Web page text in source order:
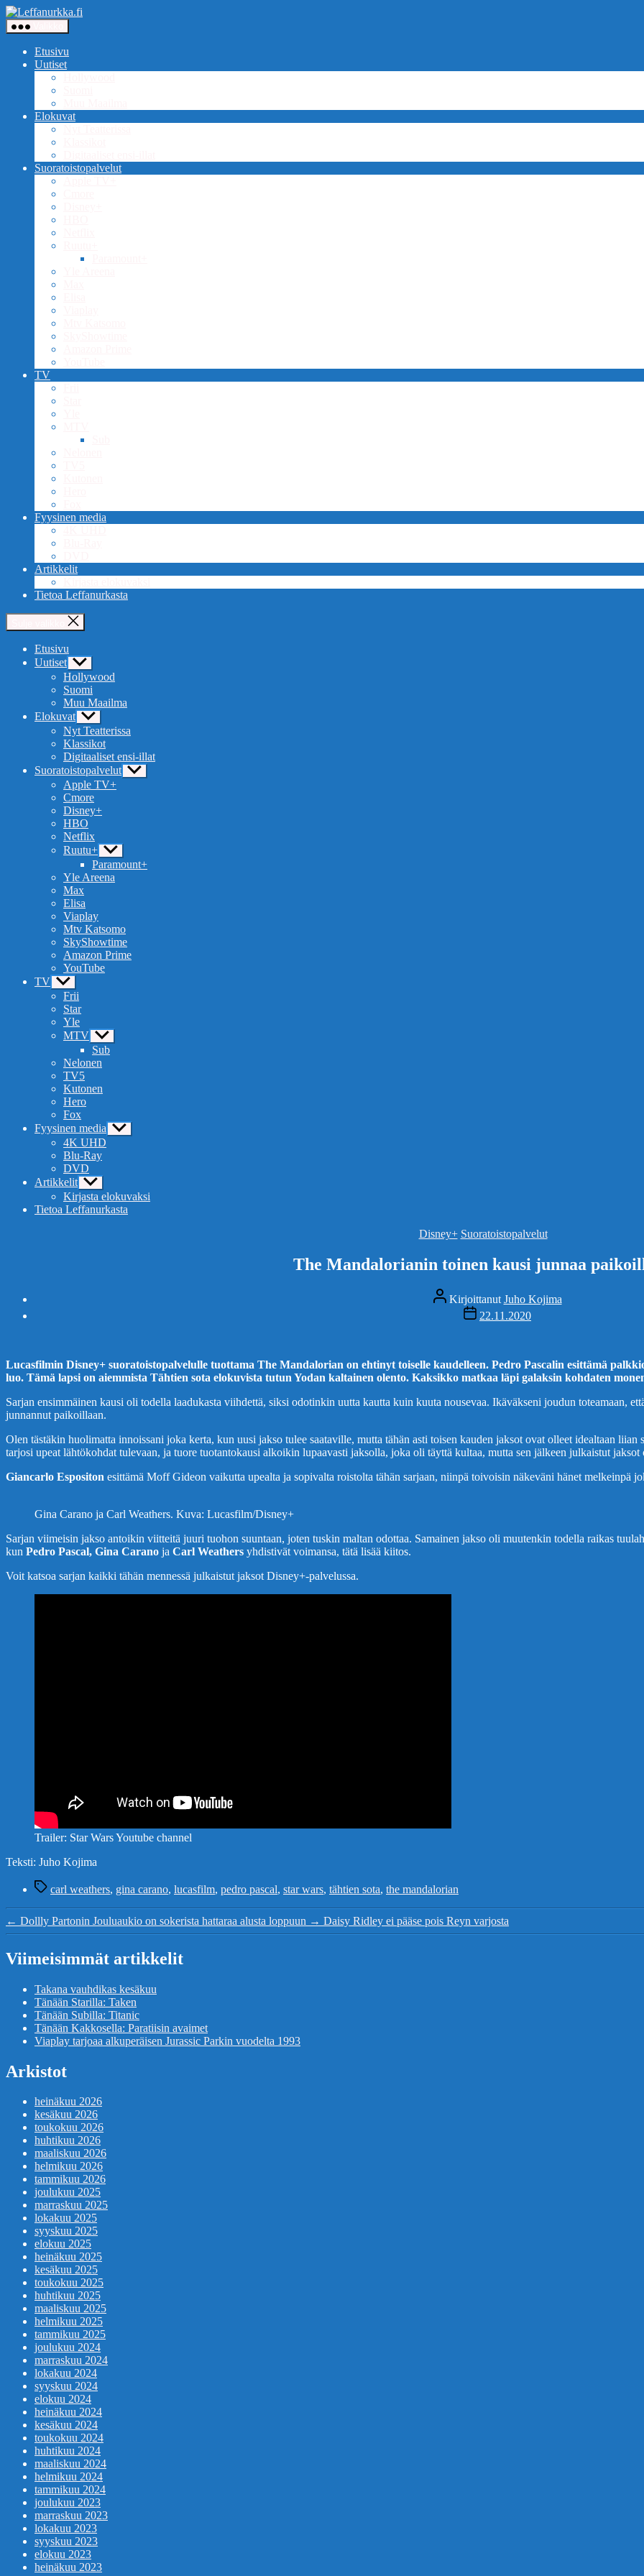
Siirry
sisältöön
Etusivu
Uutiset
Elokuvat
Suoratoistopalvelut
TV
Fyysinen media
Artikkelit
Tietoa Leffanurkasta
Etusivu
Uutiset Näytä
alavalikko
Hollywood
Suomi
Muu Maailma
Elokuvat Näytä
alavalikko
Nyt Teatterissa
Klassikot
Digitaaliset ensi-illat
Suoratoistopalvelut Näytä
alavalikko
Apple TV+
Cmore
Disney+
HBO
Netflix
Ruutu+ Näytä
alavalikko
Paramount+
Yle Areena
Max
Elisa
Viaplay
Mtv Katsomo
SkyShowtime
Amazon Prime
YouTube
TV Näytä
alavalikko
Frii
Star
Yle
MTV Näytä
alavalikko
Sub
Nelonen
TV5
Kutonen
Hero
Fox
Fyysinen media Näytä
alavalikko
4K UHD
Blu-Ray
DVD
Artikkelit Näytä
alavalikko
Kirjasta elokuvaksi
Tietoa Leffanurkasta
Kategoriat
Disney+ Suoratoistopalvelut
The Mandalorianin toinen kausi junnaa
Kirjoittaja
Kirjoittanut Juho Kojima
Julkaisupäivämäärä
22.11.2020
Lucasfilmin Disney+ suoratoistopalvelulle tuottama The Mandalorian on ehtinyt toiselle kaudelleen. Pedro Pascalin esittämä
luo. Tämä lapsi on aiemmista Tähtien sota elokuvista tutun Yodan kaltainen olento. Kaksikko matkaa läpi galaksin kohdaten
Sarjan ensimmäinen kausi oli todella laadukasta viihdettä, siksi odotinkin uutta kautta kuin kuuta nousevaa. Ikäväkseni joudun toteamaan,
junnannut paikoillaan.
Olen tästäkin huolimatta innoissani joka kerta, kun uusi jakso tulee saataville, mutta tähän asti toisen kauden jaksot ovat olleet idealtaan
tarjosi upeat lähtökohdat tulevaan, ja tuore tuotantokausi alkoikin lupaavasti jaksolla, joka oli täyttä kultaa, mutta sen jälkeen julkaistut jaksot
Giancarlo Espositon esittämä Moff Gideon vaikutta upealta ja sopivalta roistolta tähän sarjaan, niinpä toivoisin näkeväni hänet melkeinpä
Gina Carano ja Carl Weathers. Kuva: Lucasfilm/Disney+
Sarjan viimeisin jakso antoikin viitteitä juuri tuohon suuntaan, joten tuskin maltan odottaa. Samainen jakso oli muutenkin todella raikas
kun Pedro Pascal, Gina Carano ja Carl Weathers yhdistivät voimansa, tätä lisää kiitos.
Voit katsoa sarjan kaikki tähän mennessä julkaistut jaksot Disney+-palvelussa.
Trailer: Star Wars Youtube channel
Teksti: Juho Kojima
Avainsanat
carl weathers, gina carano, lucasfilm, pedro pascal, star wars, tähtien sota, the mandalorian
← Dollly Partonin Jouluaukio on sokerista hattaraa alusta loppuun → Daisy Ridley ei pääse pois Reyn varjosta
Viimeisimmät artikkelit
Takana vauhdikas kesäkuu
Tänään Starilla: Taken
Tänään Subilla: Titanic
Tänään Kakkosella: Paratiisin avaimet
Viaplay tarjoaa alkuperäisen Jurassic Parkin vuodelta 1993
Arkistot
heinäkuu 2026
kesäkuu 2026
toukokuu 2026
huhtikuu 2026
maaliskuu 2026
helmikuu 2026
tammikuu 2026
joulukuu 2025
marraskuu 2025
lokakuu 2025
syyskuu 2025
elokuu 2025
heinäkuu 2025
kesäkuu 2025
toukokuu 2025
huhtikuu 2025
maaliskuu 2025
helmikuu 2025
tammikuu 2025
joulukuu 2024
marraskuu 2024
lokakuu 2024
syyskuu 2024
elokuu 2024
heinäkuu 2024
kesäkuu 2024
toukokuu 2024
huhtikuu 2024
maaliskuu 2024
helmikuu 2024
tammikuu 2024
joulukuu 2023
marraskuu 2023
lokakuu 2023
syyskuu 2023
elokuu 2023
heinäkuu 2023